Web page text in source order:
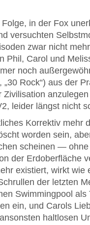
in der Fox
versuchten
zwar nicht
Phil, Carol und
noch
„30 Rock“) aus der
leider längst nicht
Korrektiv mehr
worden sein,
scheinen —
der Erdoberfläche
existiert, wirkt wie
der letzten
Swimmingpool als
ein, und Carols
haltlosen